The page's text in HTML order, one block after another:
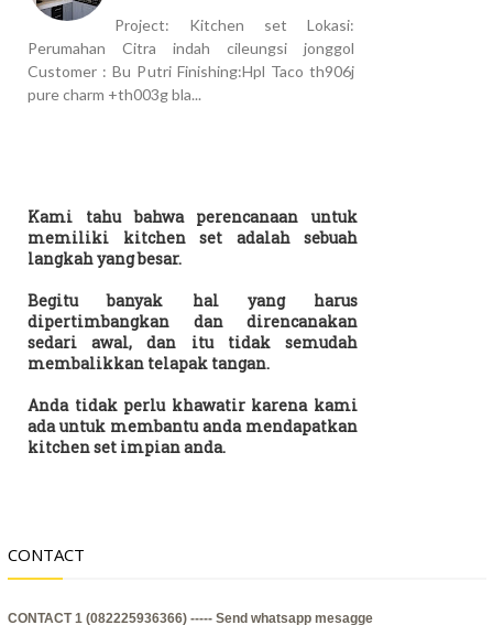
Project: Kitchen set Lokasi:
Perumahan Citra indah cileungsi jonggol
Customer : Bu Putri Finishing:Hpl Taco th906j
pure charm +th003g bla...
Kami tahu bahwa perencanaan untuk
memiliki kitchen set adalah sebuah
langkah yang besar.
Begitu banyak hal yang harus
dipertimbangkan dan direncanakan
sedari awal, dan itu tidak semudah
membalikkan telapak tangan.
Anda tidak perlu khawatir karena kami
ada untuk membantu anda mendapatkan
kitchen set impian anda.
CONTACT
CONTACT 1 (082225936366) ----- Send whatsapp mesagge